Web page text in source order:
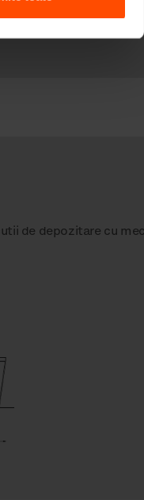
de depozitare cu